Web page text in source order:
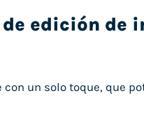
edición de
un solo toque, que